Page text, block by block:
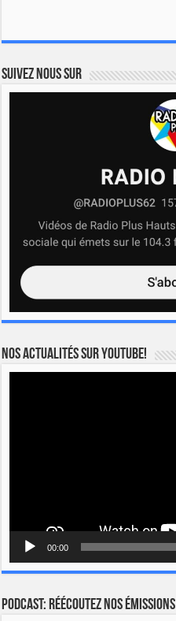
Suivez nous sur
Nos actualités sur YOUTUBE!
00:00
Podcast: Réécoutez nos émissions